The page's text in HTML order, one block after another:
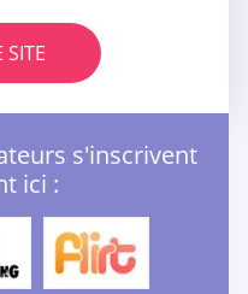
SITE
s'inscrivent
ici :